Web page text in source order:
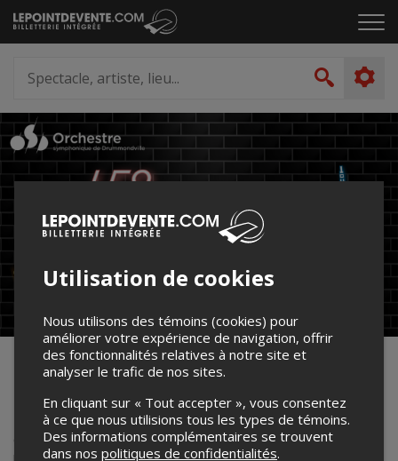
Passer
au
le
artiste,
lieu...
Causeries musicales
Les 5 à 7 festifs de l'OSD
Chaque saison, l’OSD vous invite à trois 5 à 7 tout en
musique à la Denim Swift. Ambiance décontractée et festive,
Utilisation de cookies
Nous utilisons des témoins (cookies) pour
améliorer votre expérience de navigation, offrir
des fonctionnalités relatives à notre site et
analyser le trafic de nos sites.
En cliquant sur « Tout accepter », vous consentez
à ce que nous utilisions tous les types de témoins.
Des informations complémentaires se trouvent
dans nos politiques de confidentialités.